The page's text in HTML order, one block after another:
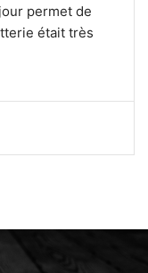
permet de
était très